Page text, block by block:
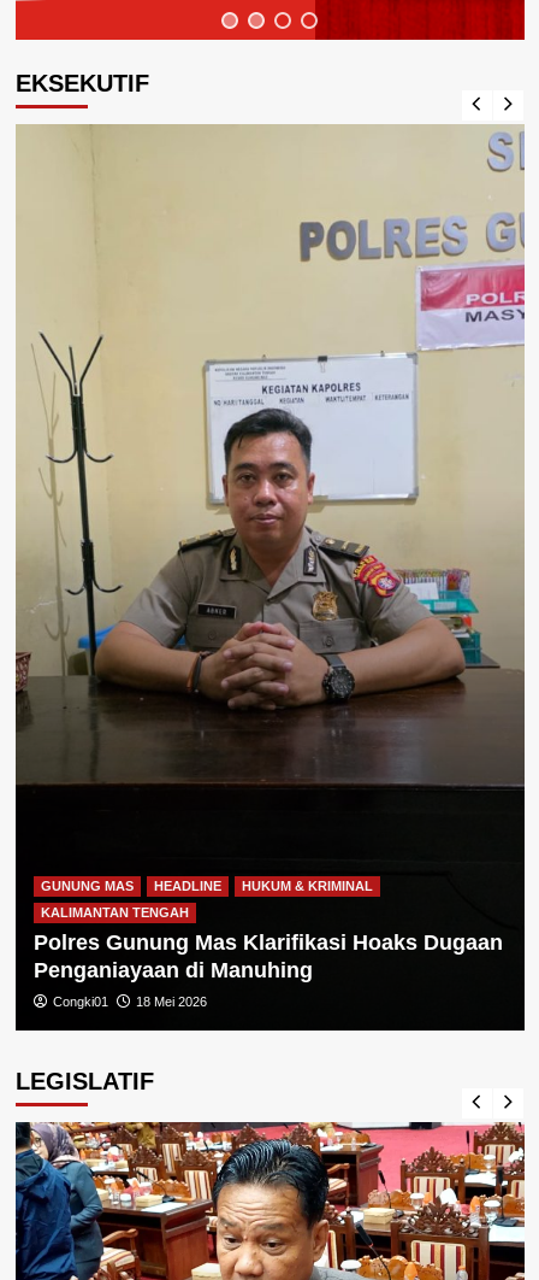
EKSEKUTIF
GUNUNG MAS HEADLINE
HUKUM & KRIMINAL
KALIMANTAN TENGAH
Polres Gunung Mas Klarifikasi Hoaks Dugaan
Penganiayaan di Manuhing
Congki01 18 Mei 2026
LEGISLATIF